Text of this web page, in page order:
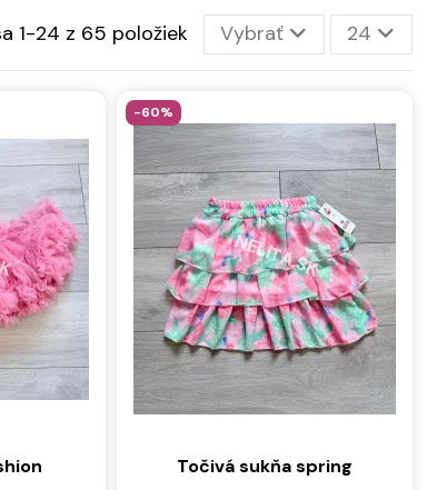
1-24 z 65 položiek Vybrať 24
-60%
Točivá sukňa spring